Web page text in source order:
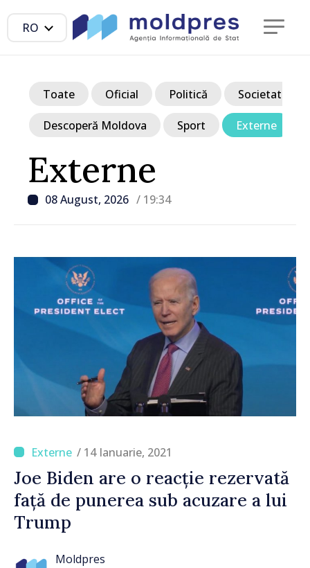
RO
Externe
08 August, 2026 / 19:34
Toate Oficial Politică Societate
Descoperă Moldova Sport Externe
/ 14 Ianuarie, 2021
Joe Biden are o reacție rezervată
față de punerea sub acuzare a lui
Trump
Moldpres